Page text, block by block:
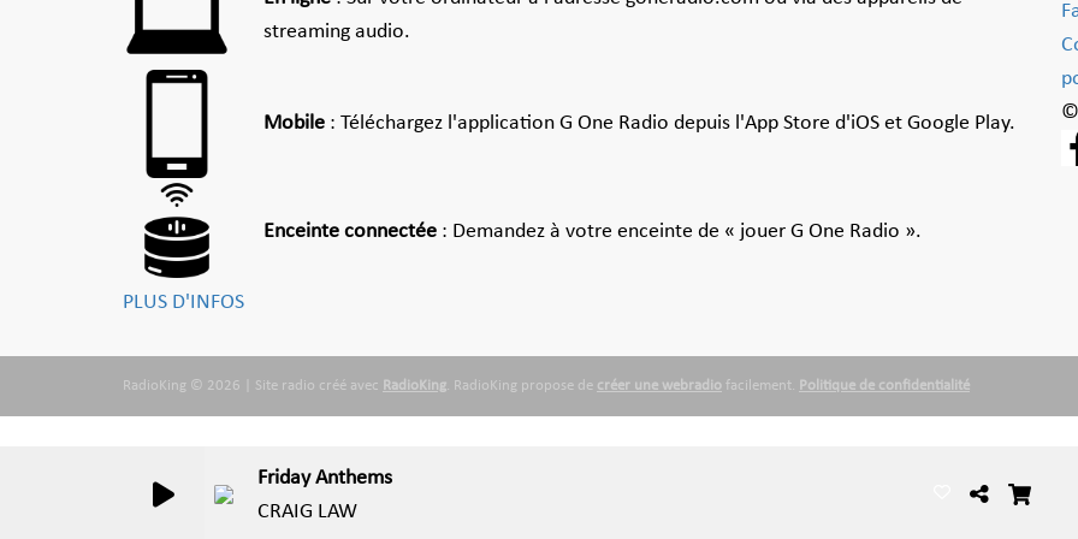
Friday Anthems
CRAIG LAW
streaming audio.
Mobile : Téléchargez l'application G One Radio depuis l'App Store d'iOS et Google Play.
Enceinte connectée : Demandez à votre enceinte de « jouer G One Radio ».
PLUS D'INFOS
©
RadioKing © 2026 | Site radio créé avec RadioKing. RadioKing propose de créer une webradio facilement. Politique de confidentialité